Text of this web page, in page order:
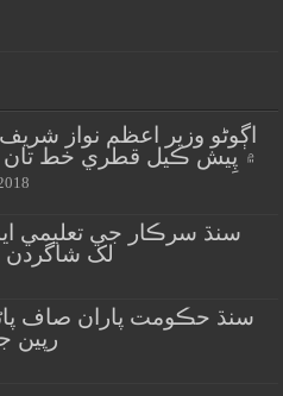
اڳوڻو وزير اعظم نواز
۾ پِيش ڪيل قطري خط تان
لک شاگردن
سنڌ حڪومت پاران صاف
رپين